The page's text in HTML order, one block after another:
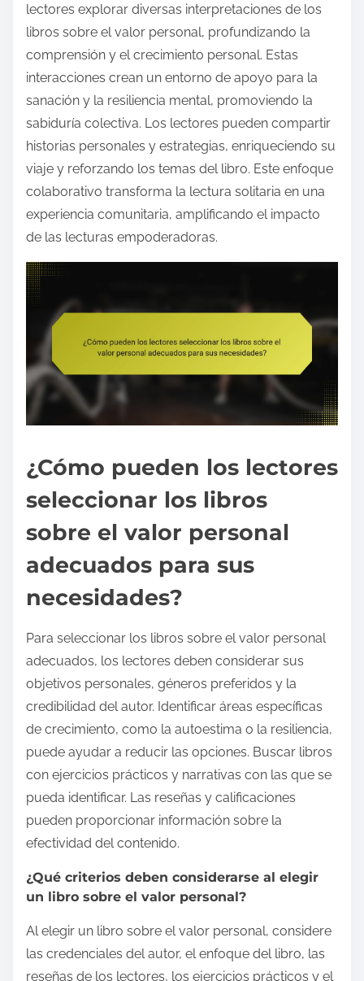
lectores explorar diversas interpretaciones de los
libros sobre el valor personal, profundizando la
comprensión y el crecimiento personal. Estas
interacciones crean un entorno de apoyo para la
sanación y la resiliencia mental, promoviendo la
sabiduría colectiva. Los lectores pueden compartir
historias personales y estrategias, enriqueciendo su
viaje y reforzando los temas del libro. Este enfoque
colaborativo transforma la lectura solitaria en una
experiencia comunitaria, amplificando el impacto
de las lecturas empoderadoras.
¿Cómo pueden los lectores
seleccionar los libros
sobre el valor personal
adecuados para sus
necesidades?
Para seleccionar los libros sobre el valor personal
adecuados, los lectores deben considerar sus
objetivos personales, géneros preferidos y la
credibilidad del autor. Identificar áreas específicas
de crecimiento, como la autoestima o la resiliencia,
puede ayudar a reducir las opciones. Buscar libros
con ejercicios prácticos y narrativas con las que se
pueda identificar. Las reseñas y calificaciones
pueden proporcionar información sobre la
efectividad del contenido.
¿Qué criterios deben considerarse al elegir
un libro sobre el valor personal?
Al elegir un libro sobre el valor personal, considere
las credenciales del autor, el enfoque del libro, las
reseñas de los lectores, los ejercicios prácticos y el